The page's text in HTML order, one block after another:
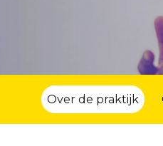
Over de praktijk